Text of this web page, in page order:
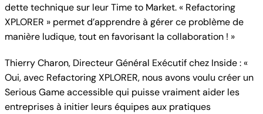
dette technique sur leur Time to Market. « Refactoring
XPLORER » permet d’apprendre à gérer ce problème de
manière ludique, tout en favorisant la collaboration ! »
Thierry Charon, Directeur Général Exécutif chez Inside : «
Oui, avec Refactoring XPLORER, nous avons voulu créer un
Serious Game accessible qui puisse vraiment aider les
entreprises à initier leurs équipes aux pratiques